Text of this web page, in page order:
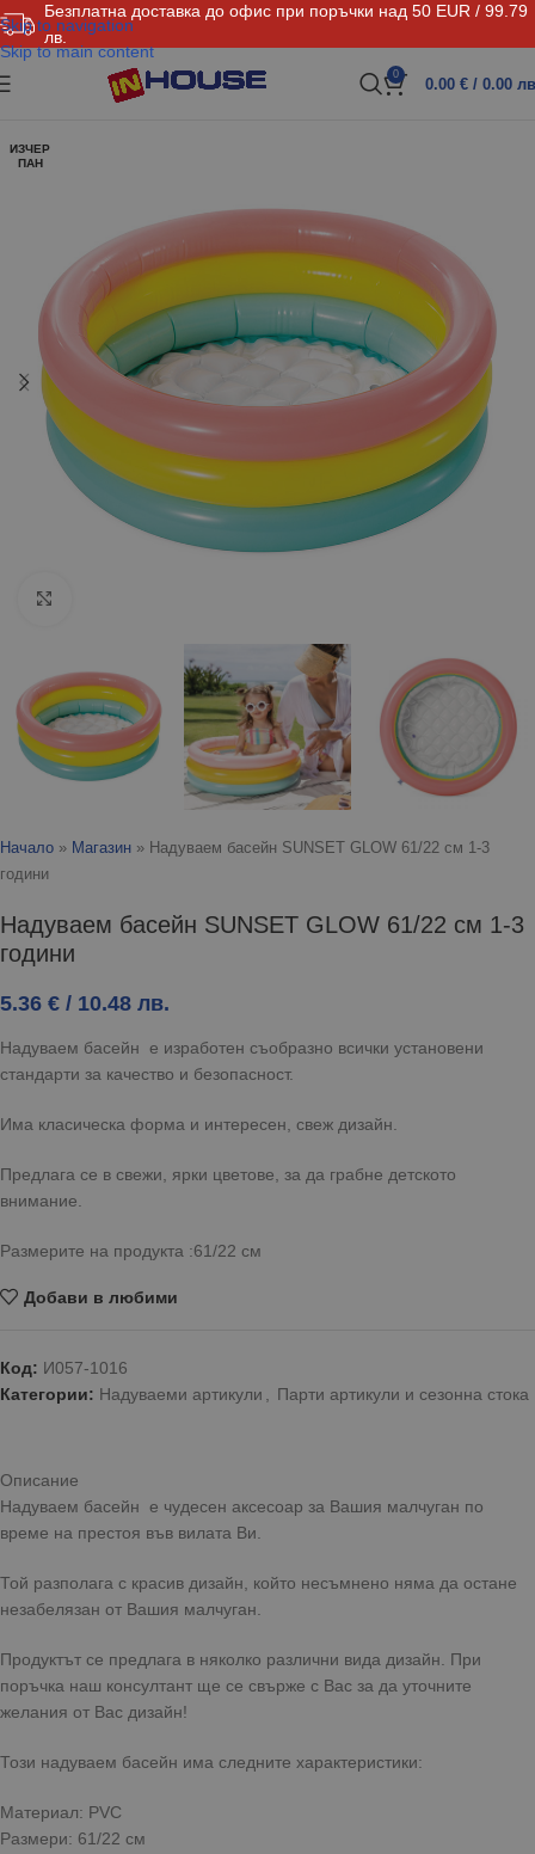
Безплатна доставка до офис при поръчки над 50 EUR / 99.79
лв.
Skip to navigation
Skip to main content
0
0.00 € / 0.00
ИЗЧЕР
ПАН
Начало » Магазин » Надуваем басейн SUNSET GLOW 61/22 см 1-3
години
Надуваем басейн SUNSET GLOW 61/22 см 1-3
години
5.36 € / 10.48 лв.
Надуваем басейн е изработен съобразно всички установени
стандарти за качество и безопасност.
Има класическа форма и интересен, свеж дизайн.
Предлага се в свежи, ярки цветове, за да грабне детското
внимание.
Размерите на продукта :61/22 см
Добави в любими
Код: И057-1016
Категории: Надуваеми артикули , Парти артикули и сезонна стока
Описание
Надуваем басейн е чудесен аксесоар за Вашия малчуган по
време на престоя във вилата Ви.
Той разполага с красив дизайн, който несъмнено няма да остане
незабелязан от Вашия малчуган.
Продуктът се предлага в няколко различни вида дизайн. При
поръчка наш консултант ще се свърже с Вас за да уточните
желания от Вас дизайн!
Този надуваем басейн има следните характеристики:
Материал: PVC
Размери: 61/22 см